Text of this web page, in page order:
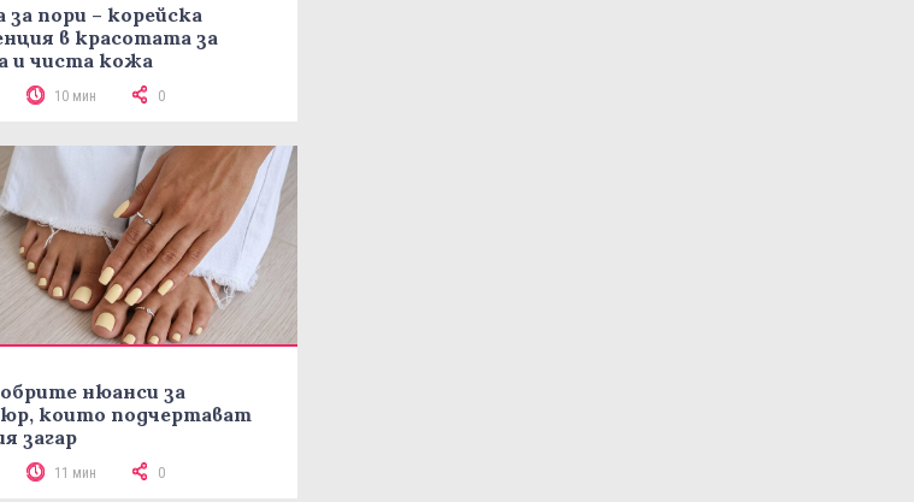
пори – корейска
в красотата за
и чиста кожа
10 мин 0
нюанси за
които подчертават
загар
11 мин 0